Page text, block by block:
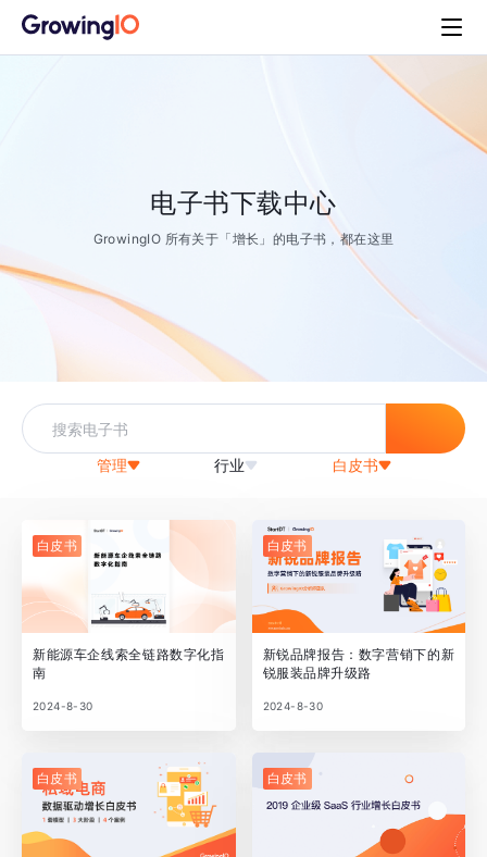
电子书下载中心
GrowingIO 所有关于「增长」的电子书，都在这里
管理 行业 白皮书
白皮书
新能源车企线索全链路数字化指
南
2024-8-30
白皮书
新锐品牌报告：数字营销下的新
锐服装品牌升级路
2024-8-30
白皮书 白皮书